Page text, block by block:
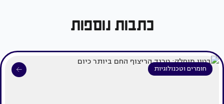
כתבות נוספות
חומרים וטכנולוגיות